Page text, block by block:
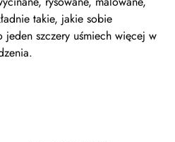
takie, jakie sobie
jeden szczery uśmiech więcej w